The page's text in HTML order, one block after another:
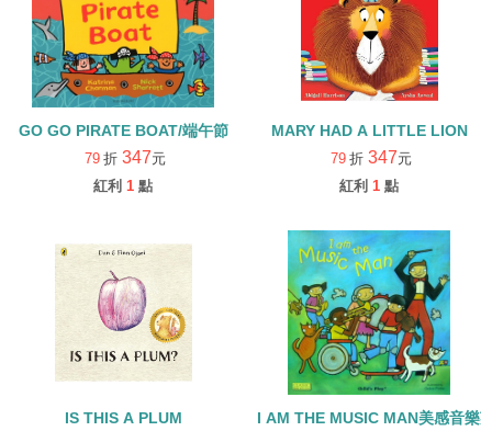
GO GO PIRATE BOAT/端午節
79 折 347元
紅利 1 點
MARY HAD A LITTLE LION
79 折 347元
紅利 1 點
IS THIS A PLUM I AM THE MUSIC MAN美感音樂